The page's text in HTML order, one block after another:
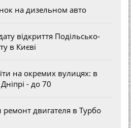
на дизельном авто
відкриття Подільсько-
в Києві
на окремих вулицях: в
- до 70
ремонт двигателя в Турбо